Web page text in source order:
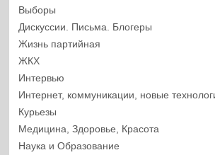
Выборы
Дискуссии. Письма. Блогеры
Жизнь партийная
ЖКХ
Интервью
Интернет, коммуникации, новые
Курьезы
Медицина, Здоровье, Красота
Наука и Образование